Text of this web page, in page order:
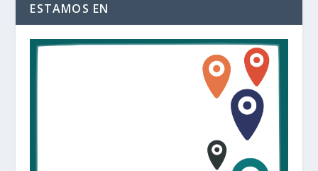
ESTAMOS EN